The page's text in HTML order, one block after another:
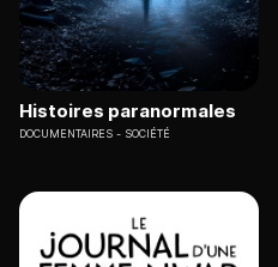
Histoires paranormales
DOCUMENTAIRES SOCIÉTÉ